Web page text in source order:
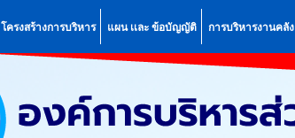
โครงสร้างการบริหาร แผน เเละ ข้อบัญญัติ การบริหารงานคลัง